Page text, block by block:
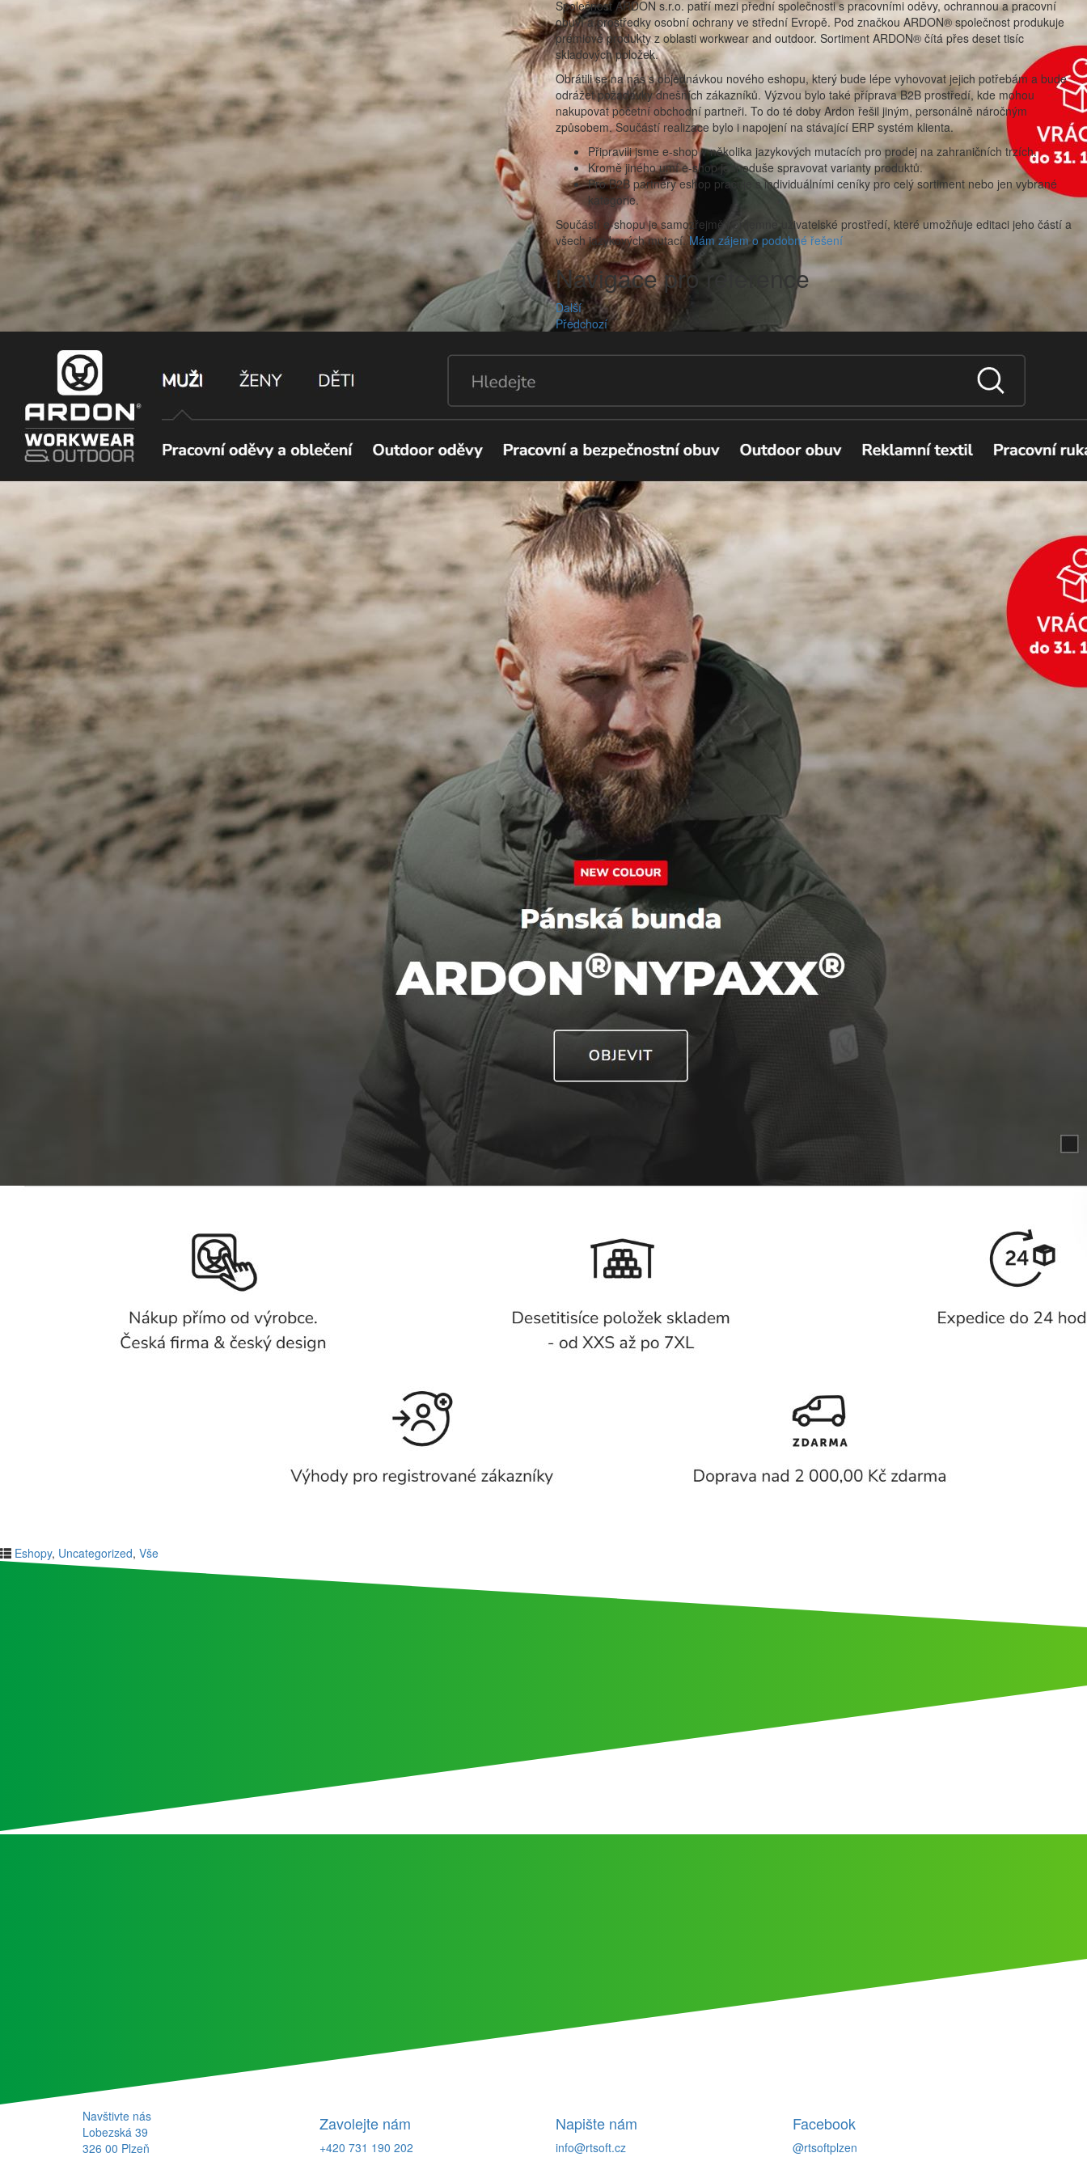
Společnost ARDON s.r.o. patří mezi přední společnosti s pracovními oděvy, ochrannou a pracovní
obuví a prostředky osobní ochrany ve střední Evropě. Pod značkou ARDON® společnost produkuje
prémiové produkty z oblasti workwear and outdoor. Sortiment ARDON® čítá přes deset tisíc
skladových položek.
Obrátili se na nás s objednávkou nového eshopu, který bude lépe vyhovovat jejich potřebám a bude
odrážet požadavky dnešních zákazníků. Výzvou bylo také příprava B2B prostředí, kde mohou
nakupovat početní obchodní partneři. To do té doby Ardon řešil jiným, personálně náročným
způsobem. Součástí realizace bylo i napojení na stávající ERP systém klienta.
Připravili jsme e-shop v několika jazykových mutacích pro prodej na zahraničních trzích.
Kromě jiného umí e-shop jednoduše spravovat varianty produktů.
Pro B2B partnery eshop pracuje s individuálními ceníky pro celý sortiment nebo jen vybrané
kategorie.
Součástí e-shopu je samozřejmě i příjemné uživatelské prostředí, které umožňuje editaci jeho částí a
všech jazykových mutací.Mám zájem o podobné řešení
Navigace pro reference
Další
Předchozí
Eshopy, Uncategorized, Vše
Navštivte nás
Lobezská 39
326 00 Plzeň
Zavolejte nám
+420 731 190 202
Napište nám
info@rtsoft.cz
Facebook
@rtsoftplzen